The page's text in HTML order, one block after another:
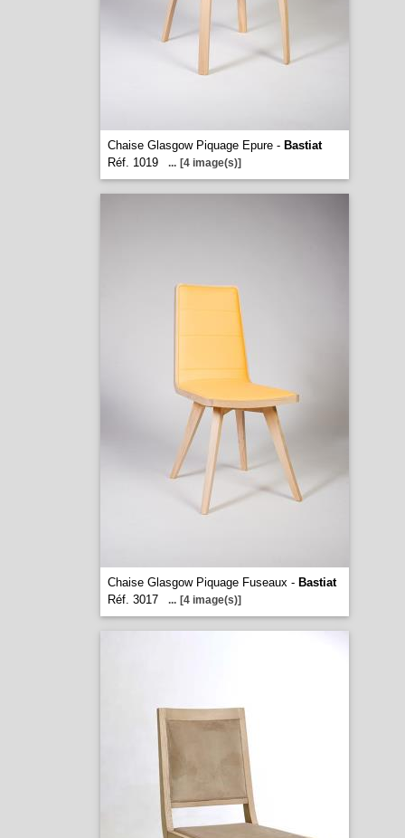
Chaise Glasgow Piquage Epure - Bastiat
Réf. 1019
... [4 image(s)]
Chaise Glasgow Piquage Fuseaux - Bastiat
Réf. 3017
... [4 image(s)]